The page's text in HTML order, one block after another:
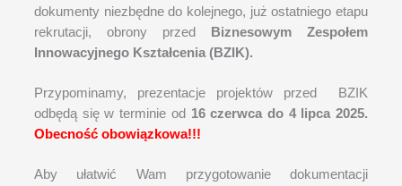
dokumenty niezbędne do kolejnego, już ostatniego etapu
rekrutacji, obrony przed
Biznesowym Zespołem
Innowacyjnego Kształcenia (BZIK).
Przypominamy, prezentacje projektów przed BZIK
odbędą się w terminie od 16 czerwca do 4 lipca 2025.
Obecność obowiązkowa!!!
Aby ułatwić Wam przygotowanie dokumentacji